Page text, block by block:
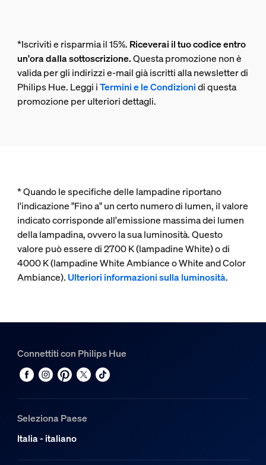
*Iscriviti e risparmia il 15%. Riceverai il tuo codice entro
un'ora dalla sottoscrizione.Questa promozione non è
valida per gli indirizzi e-mail già iscritti alla newsletter di
Philips Hue. Leggi iTermini e le Condizionidi questa
promozione per ulteriori dettagli.
* Quando le specifiche delle lampadine riportano
l'indicazione "Fino a" un certo numero di lumen, il valore
indicato corrisponde all'emissione massima dei lumen
della lampadina, ovvero la sua luminosità. Questo
valore può essere di 2700 K (lampadine White) o di
4000 K (lampadine White Ambiance o White and Color
Ambiance).Ulteriori informazioni sulla luminosità.
Connettiti con Philips Hue
Seleziona Paese
Italia - italiano